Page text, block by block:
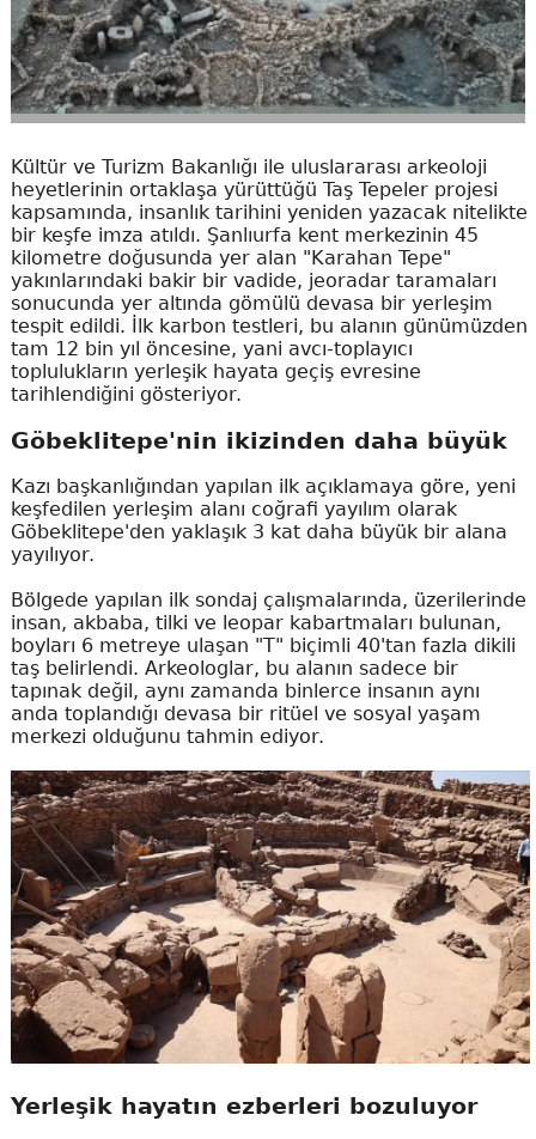
Kültür ve Turizm Bakanlığı ile uluslararası arkeoloji
heyetlerinin ortaklaşa yürüttüğü Taş Tepeler projesi
kapsamında, insanlık tarihini yeniden yazacak nitelikte
bir keşfe imza atıldı. Şanlıurfa kent merkezinin 45
kilometre doğusunda yer alan "Karahan Tepe"
yakınlarındaki bakir bir vadide, jeoradar taramaları
sonucunda yer altında gömülü devasa bir yerleşim
tespit edildi. İlk karbon testleri, bu alanın günümüzden
tam 12 bin yıl öncesine, yani avcı-toplayıcı
toplulukların yerleşik hayata geçiş evresine
tarihlendiğini gösteriyor.
Göbeklitepe'nin ikizinden daha büyük
Kazı başkanlığından yapılan ilk açıklamaya göre, yeni
keşfedilen yerleşim alanı coğrafi yayılım olarak
Göbeklitepe'den yaklaşık 3 kat daha büyük bir alana
yayılıyor.
Bölgede yapılan ilk sondaj çalışmalarında, üzerilerinde
insan, akbaba, tilki ve leopar kabartmaları bulunan,
boyları 6 metreye ulaşan "T" biçimli 40'tan fazla dikili
taş belirlendi. Arkeologlar, bu alanın sadece bir
tapınak değil, aynı zamanda binlerce insanın aynı
anda toplandığı devasa bir ritüel ve sosyal yaşam
merkezi olduğunu tahmin ediyor.
Yerleşik hayatın ezberleri bozuluyor